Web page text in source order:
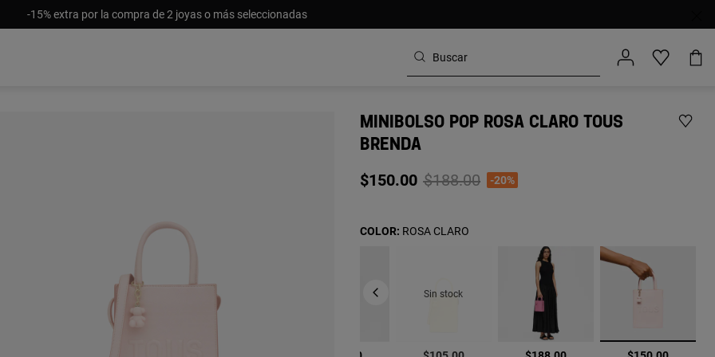
-15% extra por la compra de 2 joyas o más seleccionadas
MINIBOLSO POP ROSA CLARO TOUS
BRENDA
$150.00 Price reduced from
$188.00to-20%
Sin stock
COLOR: ROSA CLARO